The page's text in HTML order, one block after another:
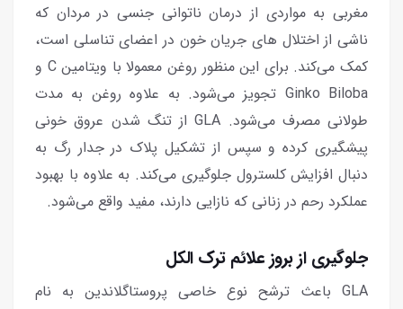
مغربی به مواردی از درمان ناتوانی جنسی در مردان که
ناشی از اختلال های جریان خون در اعضای تناسلی است،
کمک می‌کند. برای این منظور روغن معمولا با ویتامین C و
Ginko Biloba تجویز می‌شود. به علاوه روغن به مدت
طولانی مصرف می‌شود. GLA از تنگ شدن عروق خونی
پیشگیری کرده و سپس از تشکیل پلاک در جدار رگ به
دنبال افزایش کلسترول جلوگیری می‌کند. به علاوه با بهبود
عملکرد رحم در زنانی که نازایی دارند، مفید واقع می‌شود.
جلوگیری از بروز علائم ترک الکل
GLA باعث ترشح نوع خاصی پروستاگلاندین به نام